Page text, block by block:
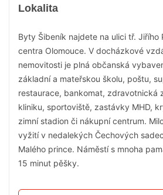
Lokalita
Byty Šibeník najdete na ulici tř. Jiřího
centra Olomouce. V docházkové
nemovitosti je plná občanská
základní a mateřskou školu, poštu,
restaurace, bankomat, zdravotnická
kliniku, sportoviště, zastávky MHD,
zimní stadion či nákupní centrum.
vyžití v nedalekých Čechových
Malého prince. Náměstí s mnoha
15 minut pěšky.